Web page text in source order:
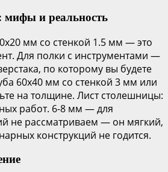
и реальность
мм со стенкой 1.5 мм — это
Для полки с инструментами —
по которому вы будете
60х40 мм со стенкой 3 мм или
на толщине. Лист столешницы:
работ. 6-8 мм — для
не рассматриваем — он мягкий,
конструкций не годится.